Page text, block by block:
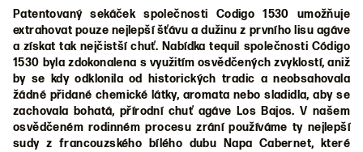
Patentovaný sekáček společnosti Codigo 1530 umožňuje
extrahovat pouze nejlepší šťávu a dužinu z prvního lisu agáve
a získat tak nejčistší chuť. Nabídka tequil společnosti Código
1530 byla zdokonalena s využitím osvědčených zvyklostí, aniž
by se kdy odklonila od historických tradic a neobsahovala
žádné přidané chemické látky, aromata nebo sladidla, aby se
zachovala bohatá, přírodní chuť agáve Los Bajos. V našem
osvědčeném rodinném procesu zrání používáme ty nejlepší
sudy z francouzského bílého dubu Napa Cabernet, které